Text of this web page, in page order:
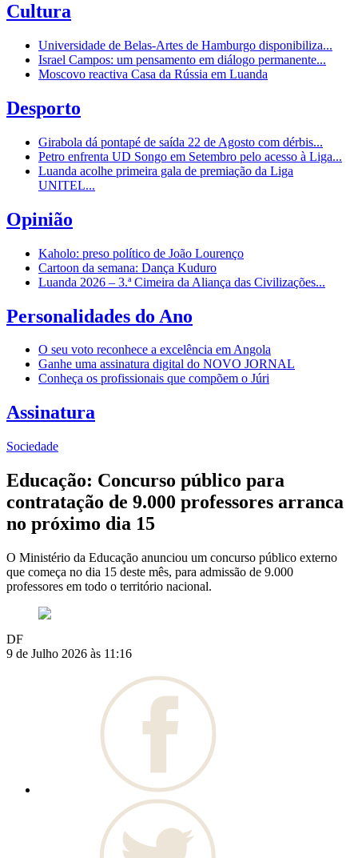
Cultura
Universidade de Belas-Artes de Hamburgo disponibiliza...
Israel Campos: um pensamento em diálogo permanente...
Moscovo reactiva Casa da Rússia em Luanda
Desporto
Girabola dá pontapé de saída 22 de Agosto com dérbis...
Petro enfrenta UD Songo em Setembro pelo acesso à Liga...
Luanda acolhe primeira gala de premiação da Liga
UNITEL...
Opinião
Kaholo: preso político de João Lourenço
Cartoon da semana: Dança Kuduro
Luanda 2026 – 3.ª Cimeira da Aliança das Civilizações...
Personalidades do Ano
O seu voto reconhece a excelência em Angola
Ganhe uma assinatura digital do NOVO JORNAL
Conheça os profissionais que compõem o Júri
Assinatura
Sociedade
Educação: Concurso público para
contratação de 9.000 professores arranca
no próximo dia 15
O Ministério da Educação anunciou um concurso público externo
que começa no dia 15 deste mês, para admissão de 9.000
professores em todo o território nacional.
DF
9 de Julho 2026 às 11:16